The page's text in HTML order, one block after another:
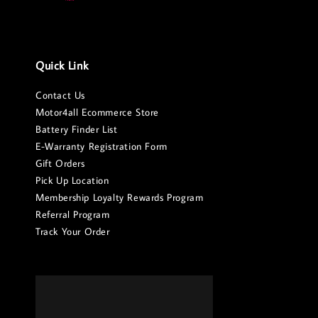
Quick Link
Contact Us
Motor4all Ecommerce Store
Battery Finder List
E-Warranty Registration Form
Gift Orders
Pick Up Location
Membership Loyalty Rewards Program
Referral Program
Track Your Order